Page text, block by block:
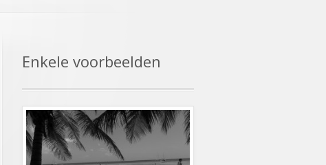
Enkele voorbeelden